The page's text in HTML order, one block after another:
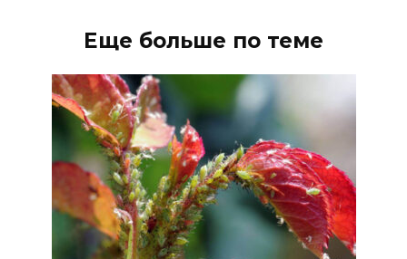
Еще больше по теме